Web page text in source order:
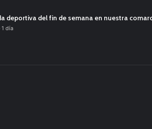
deportiva del fin de semana en nuestra
1 día